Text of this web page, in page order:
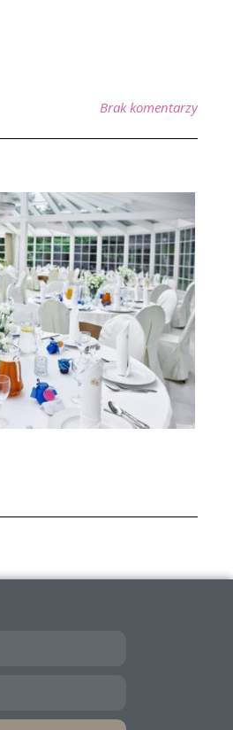
Brak komentarzy